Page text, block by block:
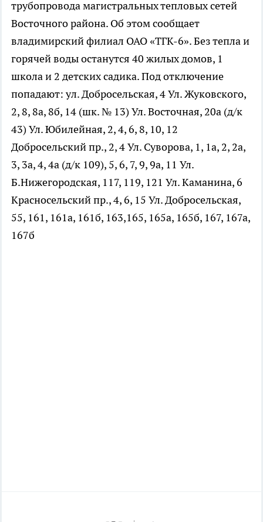
трубопровода магистральных тепловых сетей
Восточного района. Об этом сообщает
владимирский филиал ОАО «ТГК-6». Без тепла и
горячей воды останутся 40 жилых домов, 1
школа и 2 детских садика. Под отключение
попадают: ул. Добросельская, 4 Ул. Жуковского,
2, 8, 8а, 8б, 14 (шк. № 13) Ул. Восточная, 20а (д/к
43) Ул. Юбилейная, 2, 4, 6, 8, 10, 12
Добросельский пр., 2, 4 Ул. Суворова, 1, 1а, 2, 2а,
3, 3а, 4, 4а (д/к 109), 5, 6, 7, 9, 9а, 11 Ул.
Б.Нижегородская, 117, 119, 121 Ул. Каманина, 6
Красносельский пр., 4, 6, 15 Ул. Добросельская,
55, 161, 161а, 161б, 163,165, 165а, 165б, 167, 167а,
167б